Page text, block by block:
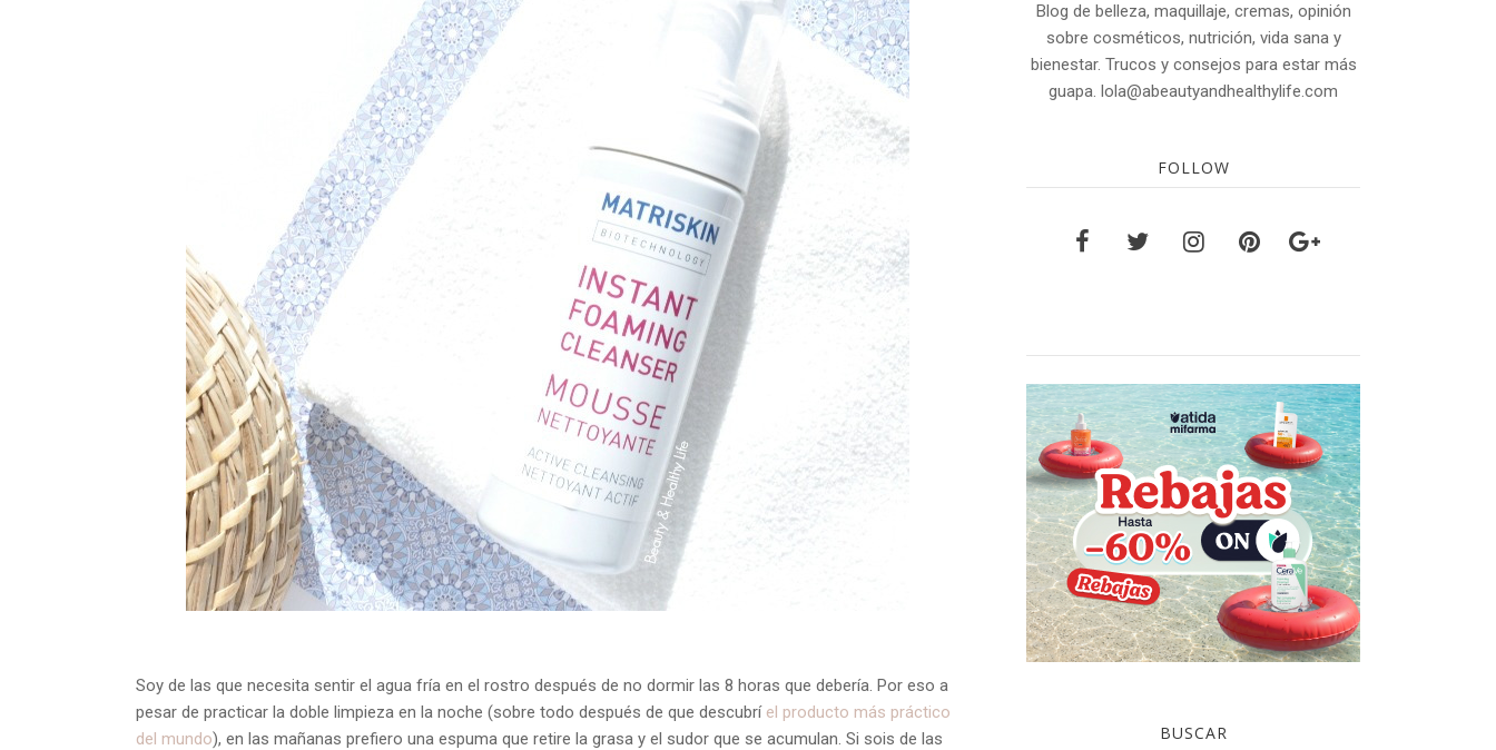
Soy de las que necesita sentir el agua fría en el rostro después de no dormir las 8 horas que debería. Por eso a
pesar de practicar la doble limpieza en la noche (sobre todo después de que descubrí el producto más práctico
del mundo), en las mañanas prefiero una espuma que retire la grasa y el sudor que se acumulan. Si sois de las
Blog de belleza, maquillaje, cremas, opinión
sobre cosméticos, nutrición, vida sana y
bienestar. Trucos y consejos para estar más
guapa. lola@abeautyandhealthylife.com
FOLLOW
BUSCAR